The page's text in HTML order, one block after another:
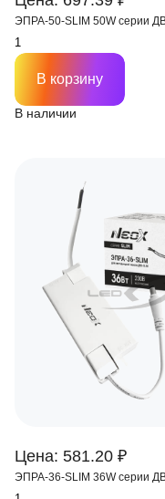
ЭПРА-50-SLIM 50W серии
В наличии
В корзину
Цена: 581.20 ₽
ЭПРА-36-SLIM 36W серии